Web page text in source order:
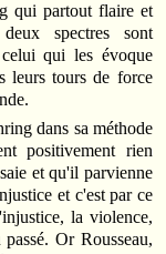
qui partout flaire et
spectres sont
qui les évoque
leurs tours de force
dans sa méthode
positivement rien
et qu'il parvienne
et c'est par ce
la violence,
Or Rousseau,